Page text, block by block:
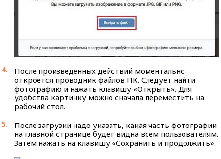
После произведенных действий моментально
откроется проводник файлов ПК. Следует найти
фотографию и нажать клавишу «Открыть». Для
удобства картинку можно сначала переместить на
рабочий стол.
После загрузки надо указать, какая часть фотографии
на главной странице будет видна всем пользователям.
Затем нажать на клавишу «Сохранить и продолжить».